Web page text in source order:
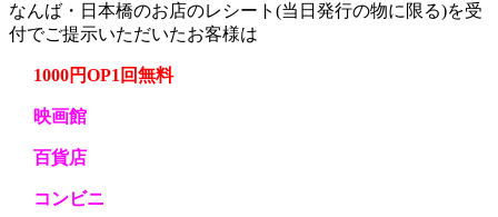
なんば・日本橋のお店のレシート(当日発行の物に限る)を受
付でご提示いただいたお客様は
1000円OP1回無料
映画館
百貨店
コンビニ